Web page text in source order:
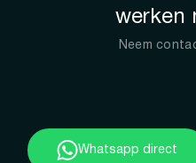
werken
Neem
Whatsapp direct